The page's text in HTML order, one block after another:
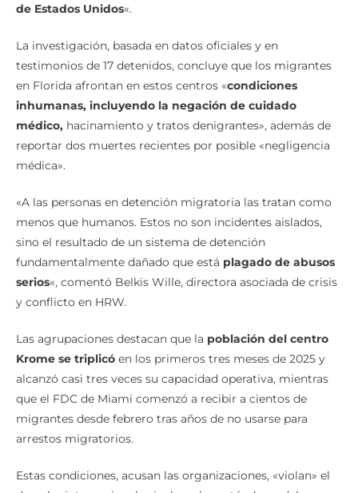
de Estados Unidos«.
La investigación, basada en datos oficiales y en
testimonios de 17 detenidos, concluye que los migrantes
en Florida afrontan en estos centros «condiciones
inhumanas, incluyendo la negación de cuidado
médico, hacinamiento y tratos denigrantes», además de
reportar dos muertes recientes por posible «negligencia
médica».
«A las personas en detención migratoria las tratan como
menos que humanos. Estos no son incidentes aislados,
sino el resultado de un sistema de detención
fundamentalmente dañado que está plagado de abusos
serios«, comentó Belkis Wille, directora asociada de crisis
y conflicto en HRW.
Las agrupaciones destacan que la población del centro
Krome se triplicó en los primeros tres meses de 2025 y
alcanzó casi tres veces su capacidad operativa, mientras
que el FDC de Miami comenzó a recibir a cientos de
migrantes desde febrero tras años de no usarse para
arrestos migratorios.
Estas condiciones, acusan las organizaciones, «violan» el